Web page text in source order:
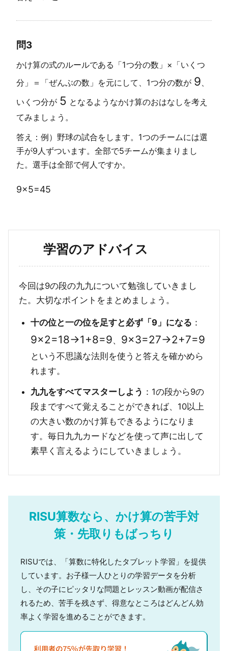
問3
かけ算の式のルールである「1つ分の数」×「いくつ
分」＝「ぜんぶの数」を元にして、1つ分の数が 9
いくつ分が 5 となるようなかけ算のおはなしを考え
てみましょう。
答え：例）野球の試合をします。1つのチームには選
手が9人ずついます。全部で5チームが集まりまし
た。選手は全部で何人ですか。
9×5=45
学習のアドバイス
今回は9の段の九九について勉強していきまし
た。大切なポイントをまとめましょう。
十の位と一の位を足すと必ず「9」になる ：
9×2=18→1 +8=9、 9×3=27→2+7=9
という不思議な法則を使うと答えを確かめら
れます。
九九をすべてマスターしよう ：1の段から9の
段まですべて覚えることができれば、10以上
の大きい数のかけ算もできるようになりま
す。毎日九九カードなどを使って声に出して
素早く言えるようにしていきましょう。
RISU算数なら、 かけ算の苦手対
策・先取りもばっちり
RISUでは、「算数に特化したタブレット学習」を提供
しています。お子様一人ひとりの学習データを分析
し、その子にピッタリな問題とレッスン動画が配信さ
れるため、苦手を残さず、得意なところはどんどん効
率よく学習を進めることができます。